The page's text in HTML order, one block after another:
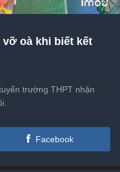
vỡ oà khi biết kết
trường THPT nhận
Facebook